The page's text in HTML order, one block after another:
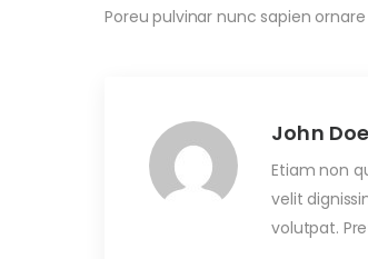
Poreu pulvinar nunc sapien
John Doe
Etiam non
velit
volutpat.